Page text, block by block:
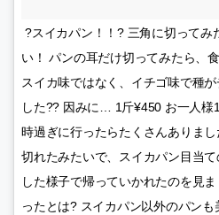
?スイカパン！！? 三角に切ってみ
い！ パンの耳だけ切ってみたら、
スイカ味ではなく、イチゴ味で種
した?? 因みに… 1斤¥450 お一人様
時過ぎに行ったらたくさんありま
切れたみたいで、スイカパン目当
した様子で帰っていかれたのを見
ったとは? スイカパン以外のパン